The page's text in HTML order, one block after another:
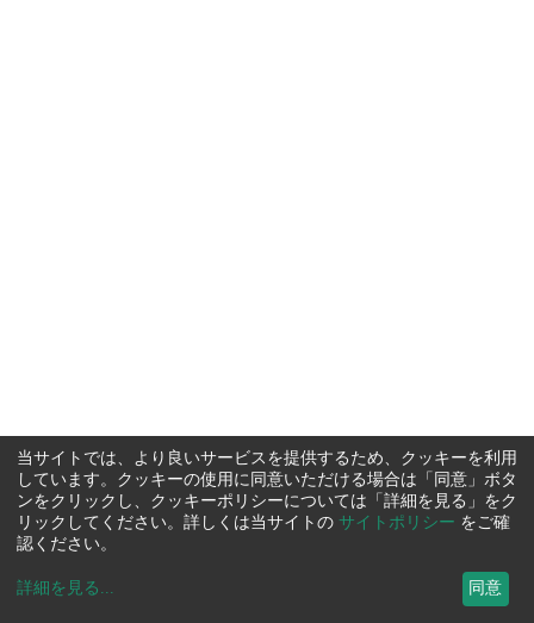
当サイトでは、より良いサービスを提供するため、クッキーを利用
しています。クッキーの使用に同意いただける場合は「同意」ボタ
ンをクリックし、クッキーポリシーについては「詳細を見る」をク
リックしてください。詳しくは当サイトの サイトポリシー をご確
認ください。
詳細を見る ... 同意